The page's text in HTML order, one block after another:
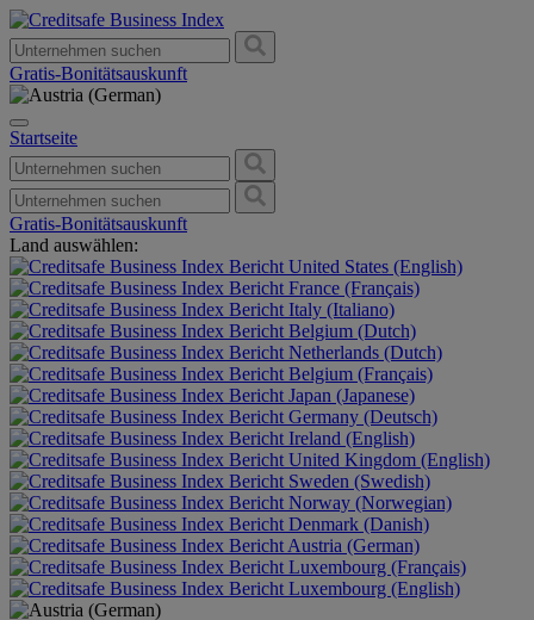
Gratis-Bonitätsauskunft
Startseite
Gratis-Bonitätsauskunft
Land auswählen:
United States (English)
France (Français)
Italy (Italiano)
Belgium (Dutch)
Netherlands (Dutch)
Belgium (Français)
Japan (Japanese)
Germany (Deutsch)
Ireland (English)
United Kingdom (English)
Sweden (Swedish)
Norway (Norwegian)
Denmark (Danish)
Austria (German)
Luxembourg (Français)
Luxembourg (English)